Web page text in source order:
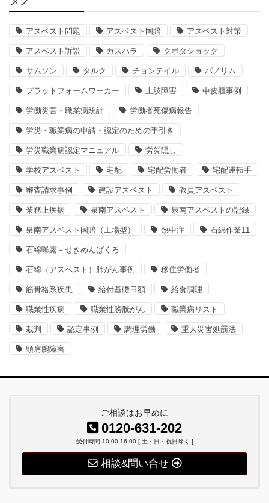
アスベスト問題 アスベスト国賠 アスベスト対策
アスベスト訴訟 カスハラ クボタショック
サムソン タルク チョンテイル パノリム
プラットフォームワーカー 上肢障害 中皮腫事例
労働災害・職業病統計 労働者死傷病報告
労災・職業病の申請・認定のための手引き
労災職業病認定マニュアル 労災隠し
学校アスベスト 宅配 宅配労働者 宅配運転手
審査請求事例 建設アスベスト 教員アスベスト
業務上疾病 泉南アスベスト 泉南アスベストの記録
泉南アスベスト国賠（工場型） 熱中症 石綿作業11
石綿曝露－せきめんばくろ
石綿（アスベスト）肺がん事例 移住労働者
筋骨格系疾患 給付基礎日額 給食調理
職業性疾病 職業性膀胱がん 職業病リスト
裁判 認定事例 調理労働 重大災害処罰法
頸肩腕障害
ご相談はお早めに
0120-631-202
受付時間 10:00-16:00 [ 土・日・祝日除く ]
相談&問い合せ